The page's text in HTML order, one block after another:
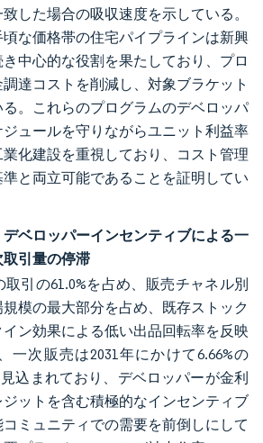
した場合の吸収速度を示している。
な価格帯の住宅パイプラインは新興
中心的な役割を果たしており、プロ
達コストを削減し、対象ブラケット
。これらのプログラムのデベロッパ
ュールを守りながらユニット利益率
化建設を重視しており、コスト管理
と両立可能であることを証明してい
ベロッパーインセンティブによる一
引量の停滞
取引の61.0%を占め、販売チャネル別
模の最大部分を占め、既存ストック
ン効果による低い出品回転率を反映
一次販売は2031年にかけて6.66%の
込まれており、デベロッパーが金利
ットを含む積極的なインセンティブ
ミュニティでの需要を前倒しにして